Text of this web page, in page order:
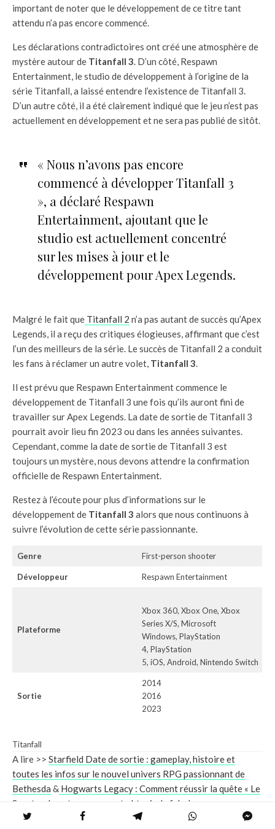
important de noter que le développement de ce titre tant
attendu n’a pas encore commencé.
Les déclarations contradictoires ont créé une atmosphère de
mystère autour de Titanfall 3. D’un côté, Respawn
Entertainment, le studio de développement à l’origine de la
série Titanfall, a laissé entendre l’existence de Titanfall 3.
D’un autre côté, il a été clairement indiqué que le jeu n’est pas
actuellement en développement et ne sera pas publié de sitôt.
« Nous n’avons pas encore
commencé à développer Titanfall 3
», a déclaré Respawn
Entertainment, ajoutant que le
studio est actuellement concentré
sur les mises à jour et le
développement pour Apex Legends.
Malgré le fait que Titanfall 2 n’a pas autant de succès qu’Apex
Legends, il a reçu des critiques élogieuses, affirmant que c’est
l’un des meilleurs de la série. Le succès de Titanfall 2 a conduit
les fans à réclamer un autre volet, Titanfall 3.
Il est prévu que Respawn Entertainment commence le
développement de Titanfall 3 une fois qu’ils auront fini de
travailler sur Apex Legends. La date de sortie de Titanfall 3
pourrait avoir lieu fin 2023 ou dans les années suivantes.
Cependant, comme la date de sortie de Titanfall 3 est
toujours un mystère, nous devons attendre la confirmation
officielle de Respawn Entertainment.
Restez à l’écoute pour plus d’informations sur le
développement de Titanfall 3 alors que nous continuons à
suivre l’évolution de cette série passionnante.
Genre First-person shooter
Développeur Respawn Entertainment
Plateforme
Xbox 360, Xbox One, Xbox
Series X/S, Microsoft
Windows, PlayStation
4, PlayStation
5, iOS, Android, Nintendo Switch
Sortie
2014
2016
2023
Titanfall
A lire >> Starfield Date de sortie : gameplay, histoire et
toutes les infos sur le nouvel univers RPG passionnant de
Bethesda & Hogwarts Legacy : Comment réussir la quête « Le
Spectre de notre amour » et obtenir de fabuleuses
récompenses ?